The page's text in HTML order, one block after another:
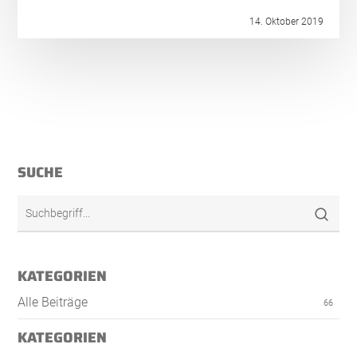
14. Oktober 2019
SUCHE
KATEGORIEN
Alle Beiträge 66
KATEGORIEN